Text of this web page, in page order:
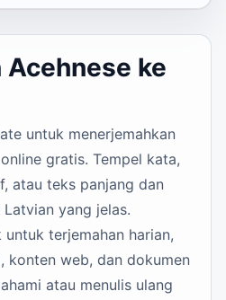
ke
untuk menerjemahkan
gratis. Tempel kata,
atau teks panjang dan
yang jelas.
terjemahan harian,
konten web, dan dokumen
atau menulis ulang